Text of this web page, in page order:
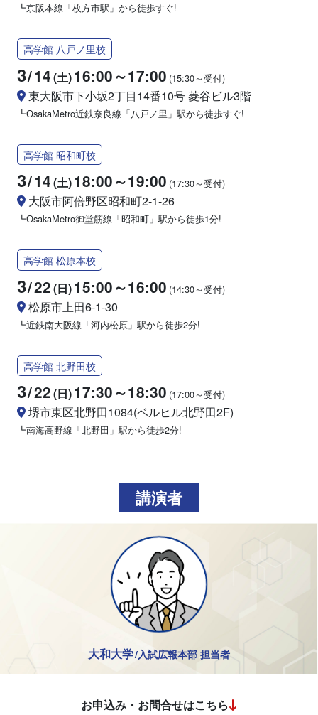
┗京阪本線「枚方市駅」から徒歩すぐ!
高学館 八戸ノ里校
3/14(土)16:00～17:00 (15:30～受付)
東大阪市下小坂2丁目14番10号 菱谷ビル3階
┗ОsakaМetro近鉄奈良線「八戸ノ里」駅から徒歩すぐ!
高学館 昭和町校
3/14(土)18:00～19:00 (17:30～受付)
大阪市阿倍野区昭和町2-1-26
┗ОsakaМetro御堂筋線「昭和町」駅から徒歩1分!
高学館 松原本校
3/22(日)15:00～16:00 (14:30～受付)
松原市上田6-1-30
┗近鉄南大阪線「河内松原」駅から徒歩2分!
高学館 北野田校
3/22(日)17:30～18:30 (17:00～受付)
堺市東区北野田1084(ベルヒル北野田2F)
┗南海高野線「北野田」駅から徒歩2分!
講演者
大和大学/入試広報本部 担当者
お申込み・お問合せはこちら